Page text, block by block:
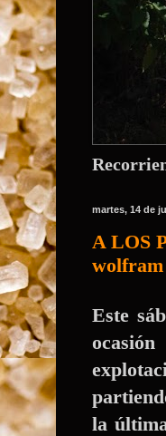
martes, 14 de
A LOS
wolfram
Este
la